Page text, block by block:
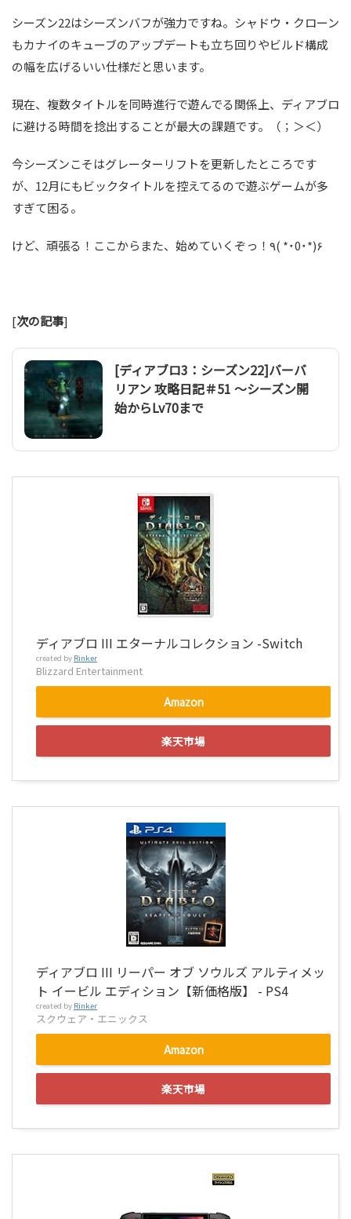
シーズン22はシーズンバフが強力ですね。シャドウ・クローン
もカナイのキューブのアップデートも立ち回りやビルド構成
の幅を広げるいい仕様だと思います。
現在、複数タイトルを同時進行で遊んでる関係上、ディアブロ
に避ける時間を捻出することが最大の課題です。（；＞＜）
今シーズンこそはグレーターリフトを更新したところです
が、12月にもビックタイトルを控えてるので遊ぶゲームが多
すぎて困る。
けど、頑張る！ここからまた、始めていくぞっ！٩( *˙0˙*)۶
[次の記事]
[ディアブロ3：シーズン22]バーバ
リアン 攻略日記＃51 ～シーズン開
始からLv70まで
ディアブロ III エターナルコレクション -Switch
created by Rinker
Blizzard Entertainment
Amazon
楽天市場
ディアブロ III リーパー オブ ソウルズ アルティメッ
ト イービル エディション【新価格版】 - PS4
created by Rinker
スクウェア・エニックス
Amazon
楽天市場